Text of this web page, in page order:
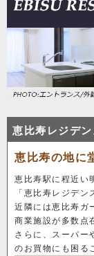
恵比寿レジデ
恵比寿の地に
恵比寿駅に程近い
「恵比寿レジデン
近隣には恵比寿ガ
商業施設が多数点
さらに、スーパー
のお買物にも困る